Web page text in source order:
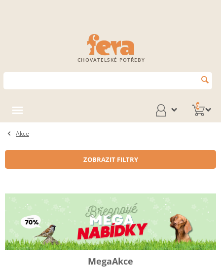
CHOVATELSKÉ POTŘEBY
0
Akce
ZOBRAZIT FILTRY
MegaAkce